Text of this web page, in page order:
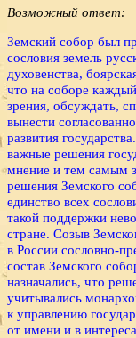
Возможный ответ:
Земский собор был
сословия земель
духовенства,
что на соборе
зрения, обсуждать,
вынести
развития
важные решения
мнение и тем самым
решения Земского
единство всех
такой поддержки
стране. Созыв
в России сословно-
состав Земского
назначались, что
учитывались
к управлению
от имени и в